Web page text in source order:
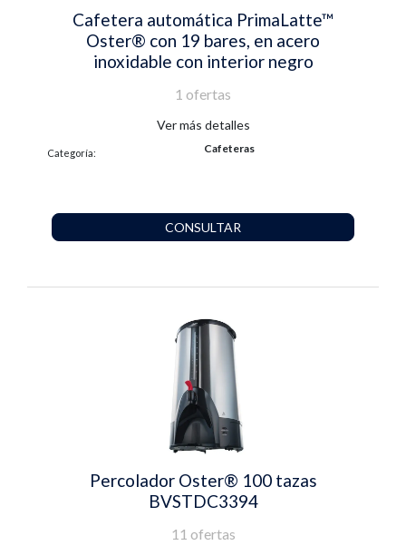
Cafetera automática PrimaLatte™
Oster® con 19 bares, en acero
inoxidable con interior negro
1 ofertas
Ver más detalles
Categoría: Cafeteras
CONSULTAR
Percolador Oster® 100 tazas
BVSTDC3394
11 ofertas